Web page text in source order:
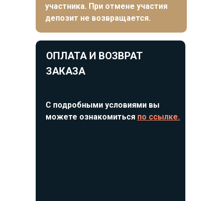
участника. При отмене участия
депозит не возвращается.
ОПЛАТА И ВОЗВРАТ
ЗАКАЗА
С подробными условиями вы
можете ознакомиться по ссылке.